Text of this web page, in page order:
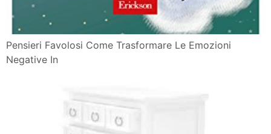
Pensieri Favolosi Come Trasformare Le Emozioni
Negative In